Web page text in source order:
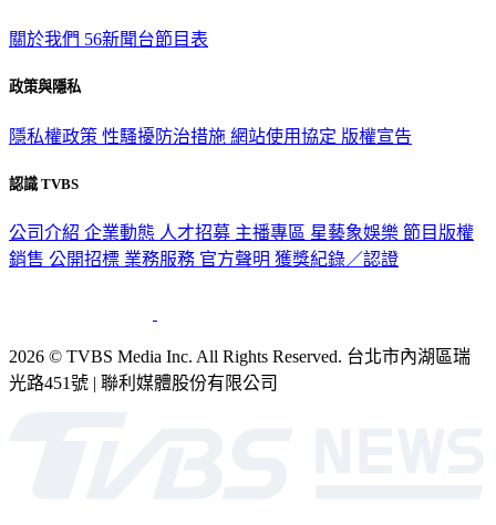
關於我們 56新聞台節目表
政策與隱私
隱私權政策 性騷擾防治措施 網站使用協定 版權宣告
認識 TVBS
公司介紹 企業動態 人才招募 主播專區 星藝象娛樂 節目版權
銷售 公開招標 業務服務 官方聲明 獲獎紀錄／認證
2026 © TVBS Media Inc. All Rights Reserved. 台北市內湖區瑞
光路451號 | 聯利媒體股份有限公司